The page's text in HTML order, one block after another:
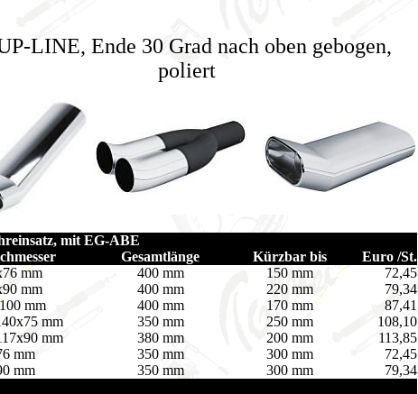
LINE, Ende 30 Grad nach oben gebogen,
poliert
mit EG-ABE
Gesamtlänge Kürzbar bis
Euro /St.
mm 400 mm 150 mm
72,45
mm 400 mm 220 mm
79,34
mm 400 mm 170 mm
87,41
mm 350 mm 250 mm
108,10
mm 380 mm 200 mm
113,85
mm 350 mm 300 mm
72,45
mm 350 mm 300 mm
79,34